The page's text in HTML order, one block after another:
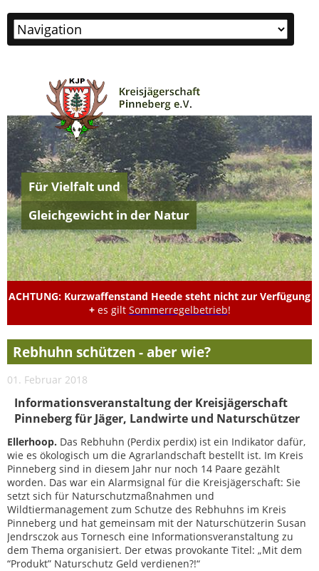
Zielseite
Für Vielfalt und
Gleichgewicht in der Natur
ACHTUNG: Kurzwaffenstand Heede steht nicht zur Verfügung
+ es gilt Sommerregelbetrieb!
Rebhuhn schützen - aber wie?
01. Februar 2018
Informationsveranstaltung der Kreisjägerschaft
Pinneberg für Jäger, Landwirte und Naturschützer
Ellerhoop. Das Rebhuhn (Perdix perdix) ist ein Indikator dafür,
wie es ökologisch um die Agrarlandschaft bestellt ist. Im Kreis
Pinneberg sind in diesem Jahr nur noch 14 Paare gezählt
worden. Das war ein Alarmsignal für die Kreisjägerschaft: Sie
setzt sich für Naturschutzmaßnahmen und
Wildtiermanagement zum Schutze des Rebhuhns im Kreis
Pinneberg und hat gemeinsam mit der Naturschützerin Susan
Jendrsczok aus Tornesch eine Informationsveranstaltung zu
dem Thema organisiert. Der etwas provokante Titel: „Mit dem
“Produkt” Naturschutz Geld verdienen?!“